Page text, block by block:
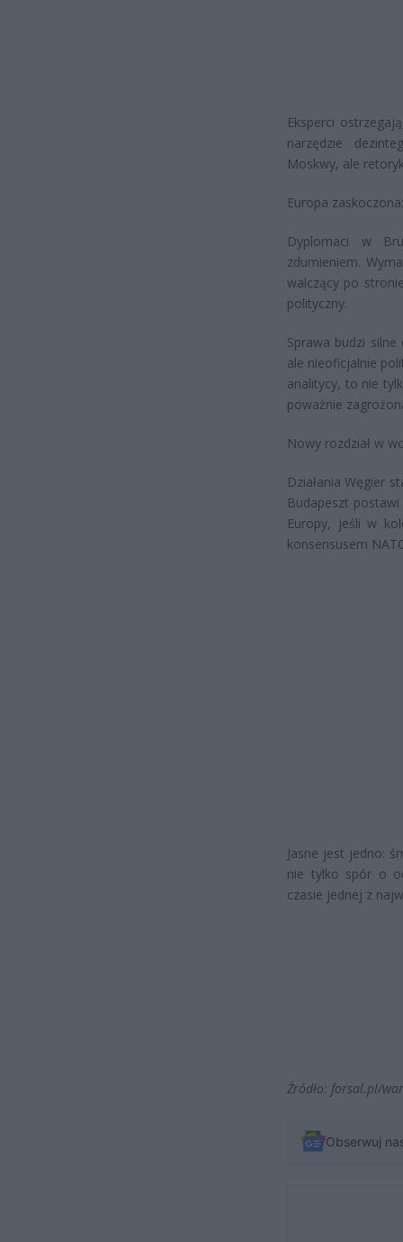
Eksperci
narzędzie
Moskwy, ale
Europa
Dyplomaci w
zdumieniem.
walczący po
polityczny.
Sprawa budzi
ale nieoficjalnie
analitycy, to nie
poważnie
Nowy rozdział w
Działania Węgier
Budapeszt
Europy, jeśli w
konsensusem
Jasne jest jedno:
nie tylko spór o
czasie jednej z
Źródło: forsal.pl/
Obserwuj